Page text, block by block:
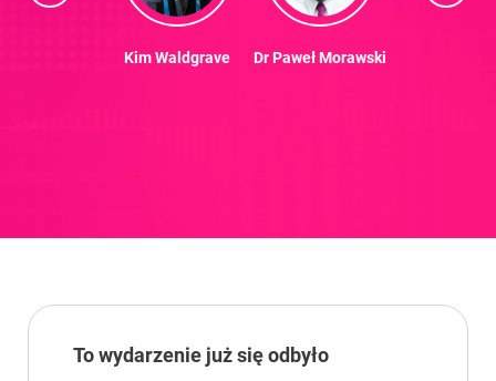
Kim Waldgrave Dr Paweł Morawski
To wydarzenie już się odbyło